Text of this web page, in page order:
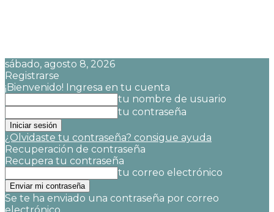
sábado, agosto 8, 2026
Registrarse
¡Bienvenido! Ingresa en tu cuenta
tu nombre de usuario
tu contraseña
¿Olvidaste tu contraseña? consigue ayuda
Recuperación de contraseña
Recupera tu contraseña
tu correo electrónico
Se te ha enviado una contraseña por correo